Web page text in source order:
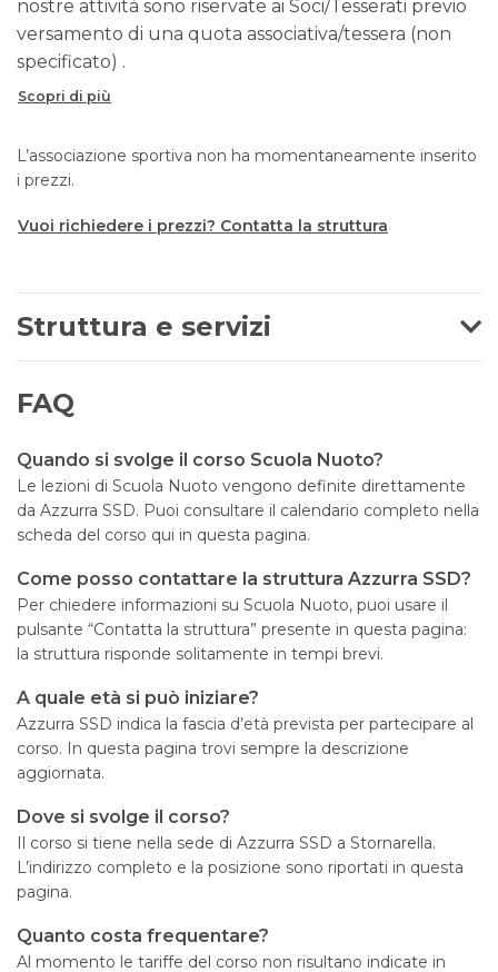
nostre attività sono riservate ai Soci/Tesserati previo
versamento di una quota associativa/tessera (non
specificato) .
Scopri di più
L’associazione sportiva non ha momentaneamente inserito
i prezzi.
Vuoi richiedere i prezzi? Contatta la struttura
Struttura e servizi
FAQ
Quando si svolge il corso Scuola Nuoto?
Le lezioni di Scuola Nuoto vengono definite direttamente
da Azzurra SSD. Puoi consultare il calendario completo nella
scheda del corso qui in questa pagina.
Come posso contattare la struttura Azzurra SSD?
Per chiedere informazioni su Scuola Nuoto, puoi usare il
pulsante “Contatta la struttura” presente in questa pagina:
la struttura risponde solitamente in tempi brevi.
A quale età si può iniziare?
Azzurra SSD indica la fascia d’età prevista per partecipare al
corso. In questa pagina trovi sempre la descrizione
aggiornata.
Dove si svolge il corso?
Il corso si tiene nella sede di Azzurra SSD a Stornarella.
L’indirizzo completo e la posizione sono riportati in questa
pagina.
Quanto costa frequentare?
Al momento le tariffe del corso non risultano indicate in